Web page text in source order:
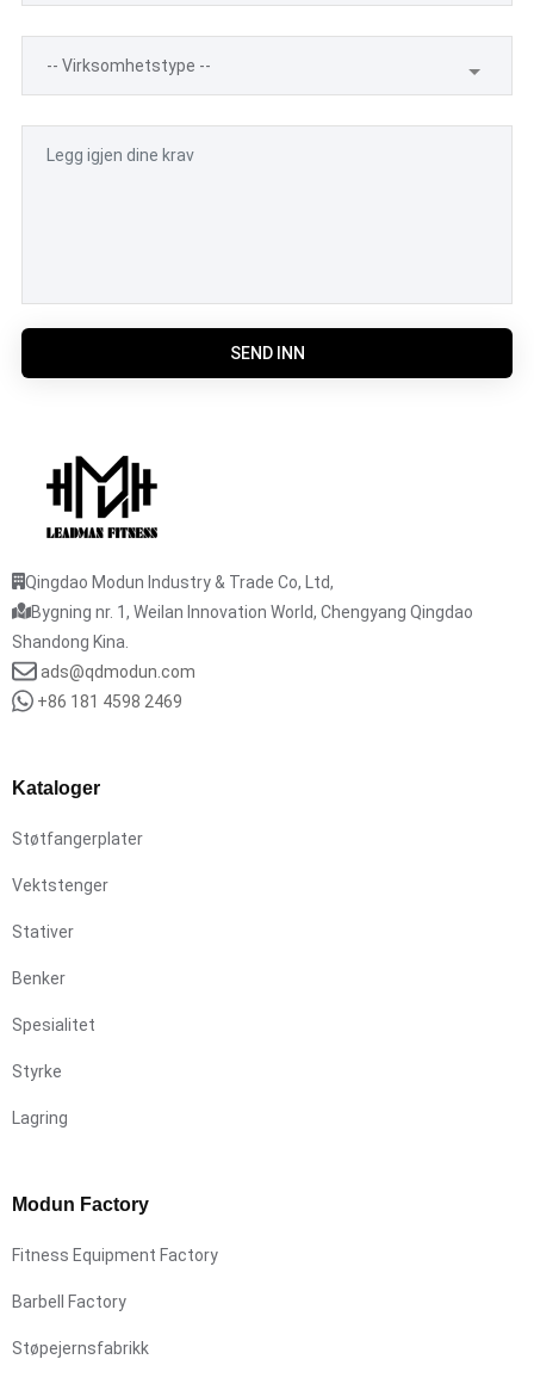
SEND INN
Qingdao Modun Industry & Trade Co, Ltd,
Bygning nr. 1, Weilan Innovation World, Chengyang Qingdao
Shandong Kina.
ads@qdmodun.com
+86 181 4598 2469
Kataloger
Støtfangerplater
Vektstenger
Stativer
Benker
Spesialitet
Styrke
Lagring
Modun Factory
Fitness Equipment Factory
Barbell Factory
Støpejernsfabrikk